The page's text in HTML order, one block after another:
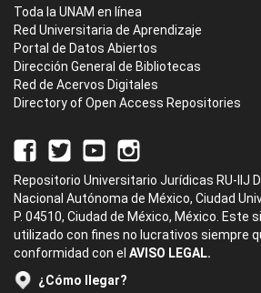
Toda la UNAM en línea
Red Universitaria de Aprendizaje
Portal de Datos Abiertos
Dirección General de Bibliotecas
Red de Acervos Digitales
Directory of Open Access Repositories
Repositorio Universitario Jurídicas RU-IIJ
Nacional Autónoma de México, Ciudad
P. 04510, Ciudad de México, México. Este
utilizado con fines no lucrativos siempre
conformidad con el AVISO LEGAL.
¿Cómo llegar?